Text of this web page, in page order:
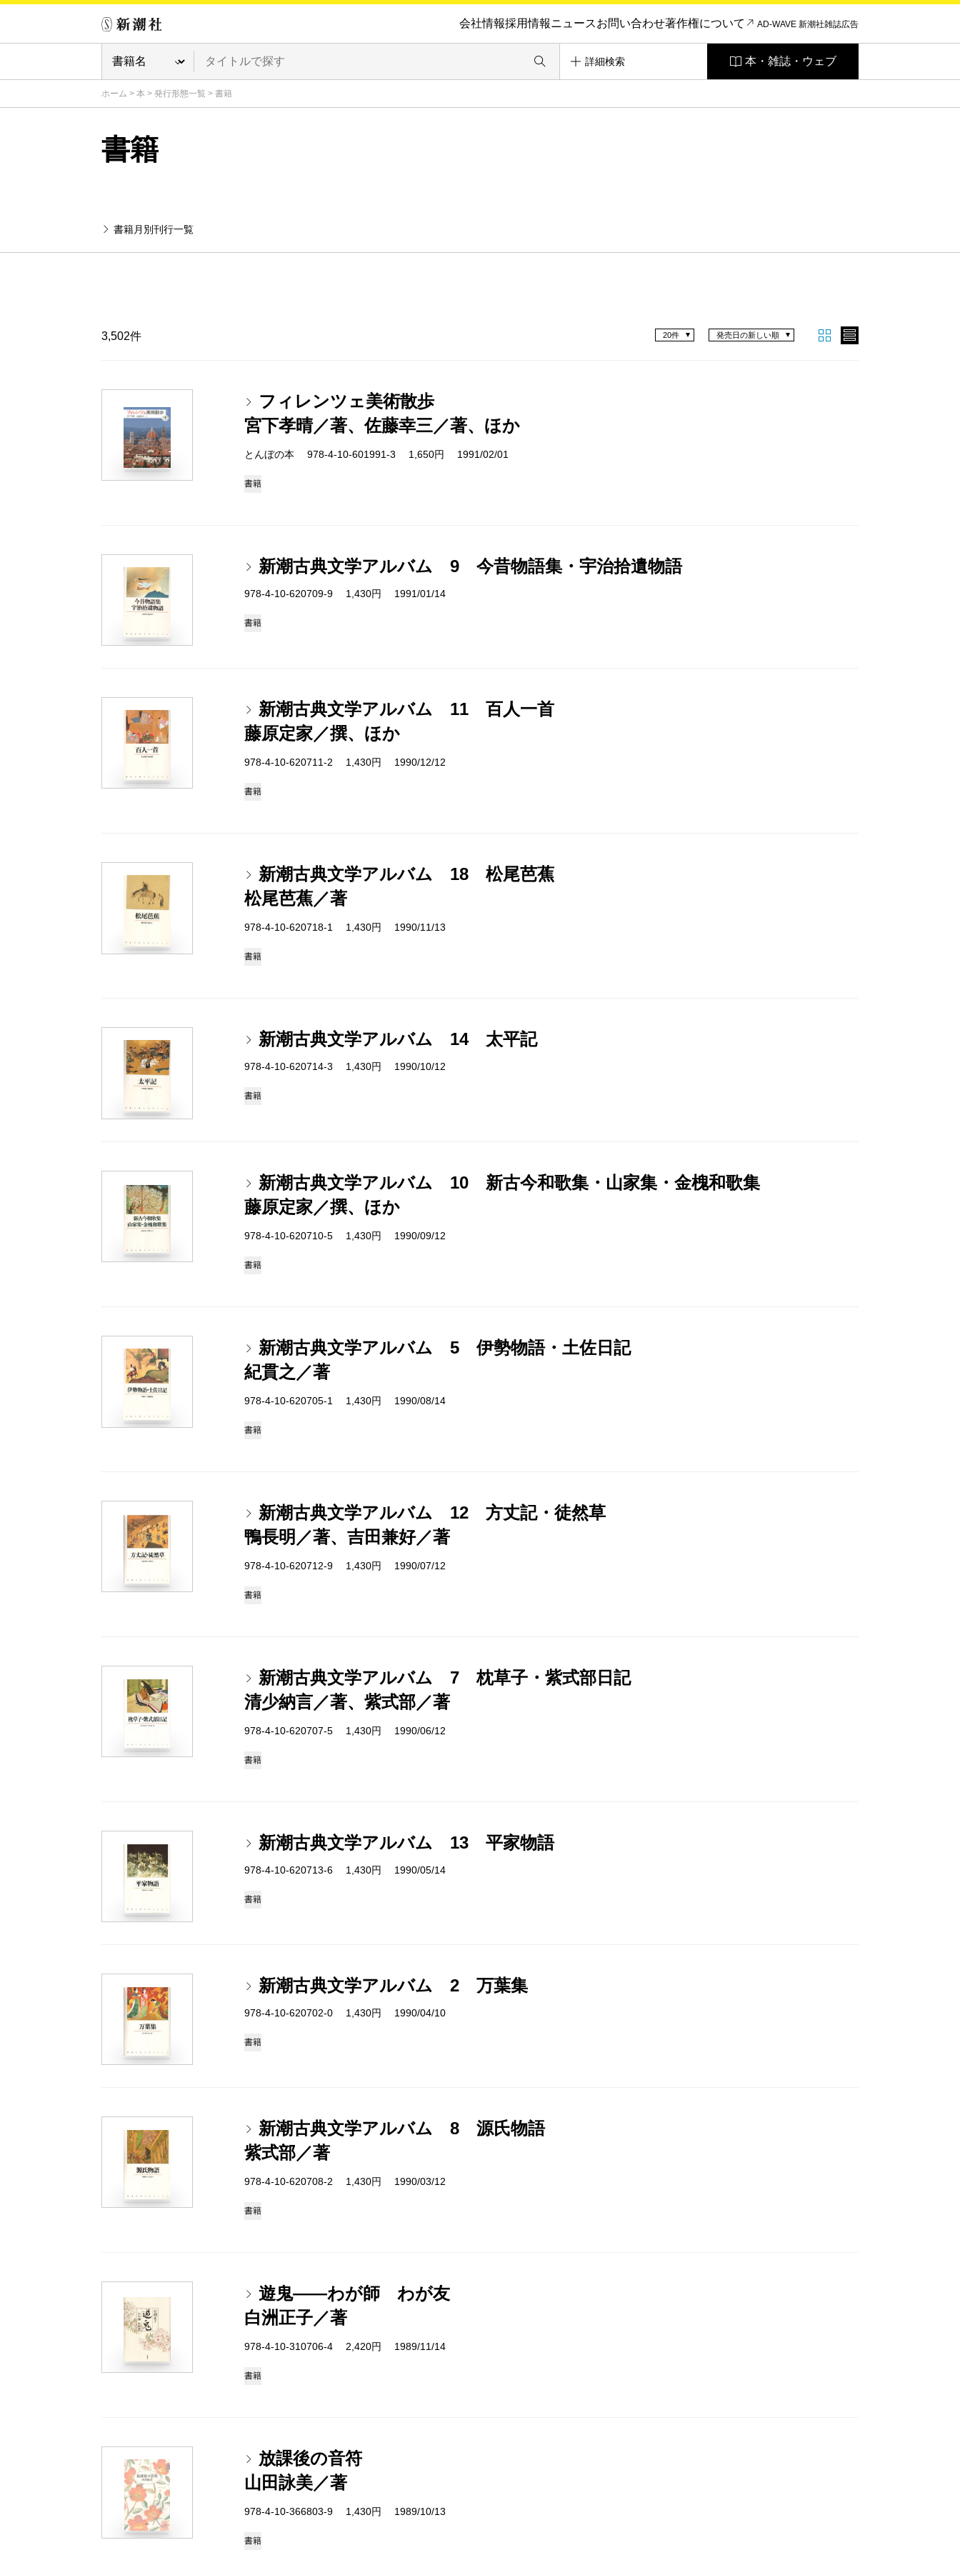
会社情報採用情報ニュースお問い合わせ著作権について AD-WAVE 新潮社雑誌広告
詳細検索 本・雑誌・ウェブ
ホーム > 本 > 発行形態一覧 > 書籍
書籍
書籍月別刊行一覧
3,502件 発売日の新しい順
20件
フィレンツェ美術散歩
宮下孝晴／著、佐藤幸三／著、ほか
とんぼの本 978-4-10-601991-3 1,650円 1991/02/01
書籍
新潮古典文学アルバム 9 今昔物語集・宇治拾遺物語
978-4-10-620709-9 1,430円 1991/01/14
書籍
新潮古典文学アルバム 11 百人一首
藤原定家／撰、ほか
978-4-10-620711-2 1,430円 1990/12/12
書籍
新潮古典文学アルバム 18 松尾芭蕉
松尾芭蕉／著
978-4-10-620718-1 1,430円 1990/11/13
書籍
新潮古典文学アルバム 14 太平記
978-4-10-620714-3 1,430円 1990/10/12
書籍
新潮古典文学アルバム 10 新古今和歌集・山家集・金槐和歌集
藤原定家／撰、ほか
978-4-10-620710-5 1,430円 1990/09/12
書籍
新潮古典文学アルバム 5 伊勢物語・土佐日記
紀貫之／著
978-4-10-620705-1 1,430円 1990/08/14
書籍
新潮古典文学アルバム 12 方丈記・徒然草
鴨長明／著、吉田兼好／著
978-4-10-620712-9 1,430円 1990/07/12
書籍
新潮古典文学アルバム 7 枕草子・紫式部日記
清少納言／著、紫式部／著
978-4-10-620707-5 1,430円 1990/06/12
書籍
新潮古典文学アルバム 13 平家物語
978-4-10-620713-6 1,430円 1990/05/14
書籍
新潮古典文学アルバム 2 万葉集
978-4-10-620702-0 1,430円 1990/04/10
書籍
新潮古典文学アルバム 8 源氏物語
紫式部／著
978-4-10-620708-2 1,430円 1990/03/12
書籍
遊鬼――わが師 わが友
白洲正子／著
978-4-10-310706-4 2,420円 1989/11/14
書籍
放課後の音符
山田詠美／著
978-4-10-366803-9 1,430円 1989/10/13
書籍